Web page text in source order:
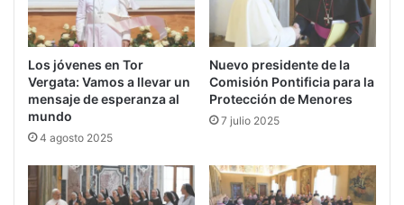
Los jóvenes en Tor
Vergata: Vamos a llevar un
mensaje de esperanza al
mundo
4 agosto 2025
Nuevo presidente de la
Comisión Pontificia para la
Protección de Menores
7 julio 2025